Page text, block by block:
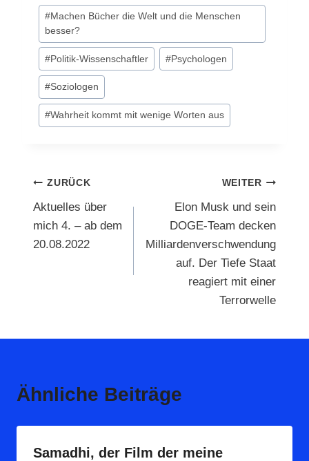
#Machen Bücher die Welt und die Menschen
besser?
#Politik-Wissenschaftler #Psychologen
#Soziologen
#Wahrheit kommt mit wenige Worten aus
Beitragsnavigation
ZURÜCK
Aktuelles über
mich 4. – ab dem
20.08.2022
WEITER
Elon Musk und sein
DOGE-Team decken
Milliardenverschwendung
auf. Der Tiefe Staat
reagiert mit einer
Terrorwelle
Ähnliche Beiträge
Samadhi, der Film der meine